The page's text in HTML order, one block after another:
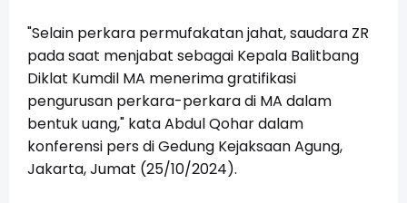
"Selain perkara permufakatan jahat, saudara ZR
pada saat menjabat sebagai Kepala Balitbang
Diklat Kumdil MA menerima gratifikasi
pengurusan perkara-perkara di MA dalam
bentuk uang," kata Abdul Qohar dalam
konferensi pers di Gedung Kejaksaan Agung,
Jakarta, Jumat (25/10/2024).